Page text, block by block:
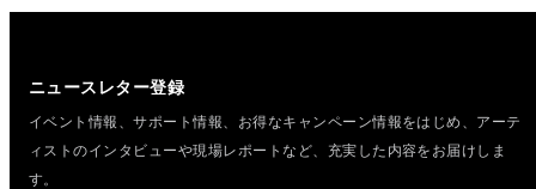
ニュースレター登録
イベント情報、サポート情報、お得なキャンペーン情報をはじめ、 アーテ
ィストのインタビューや現場レポートなど、充実した内容をお届けしま
す。